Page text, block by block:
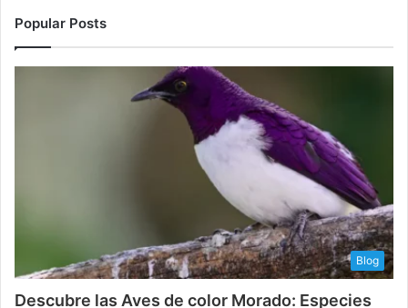
Popular Posts
Blog
Descubre las Aves de color Morado: Especies